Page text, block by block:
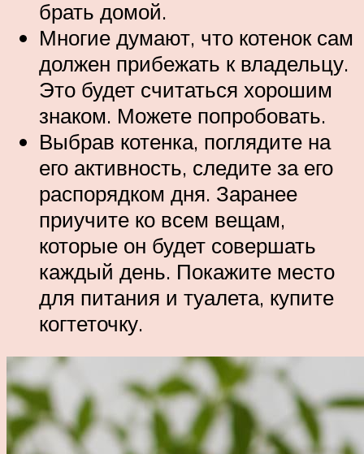
брать домой.
Многие думают, что котенок сам
должен прибежать к владельцу.
Это будет считаться хорошим
знаком. Можете попробовать.
Выбрав котенка, поглядите на
его активность, следите за его
распорядком дня. Заранее
приучите ко всем вещам,
которые он будет совершать
каждый день. Покажите место
для питания и туалета, купите
когтеточку.